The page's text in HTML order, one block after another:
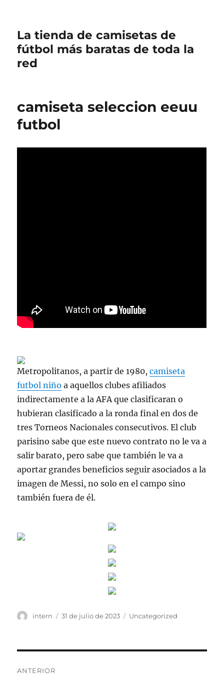
La tienda de camisetas de
fútbol más baratas de toda la
red
camiseta seleccion eeuu
futbol
Metropolitanos, a partir de 1980,camiseta
futbol niño a aquellos clubes afiliados
indirectamente a la AFA que clasificaran o
hubieran clasificado a la ronda final en dos de
tres Torneos Nacionales consecutivos. El club
parisino sabe que este nuevo contrato no le va a
salir barato, pero sabe que también le va a
aportar grandes beneficios seguir asociados a la
imagen de Messi, no solo en el campo sino
también fuera de él.
Autor
intern
Publicado
31 de julio de 2023 Categorías
Uncategorized
ANTERIOR